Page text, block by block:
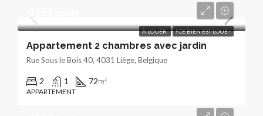
À LOUER ! CE BIEN EST LOUÉ !
Appartement 2 chambres avec jardin
Rue Sous le Bois 40, 4031 Liège, Belgique
2 1 72m²
APPARTEMENT